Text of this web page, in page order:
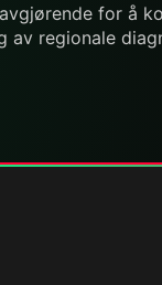
for å
av regionale